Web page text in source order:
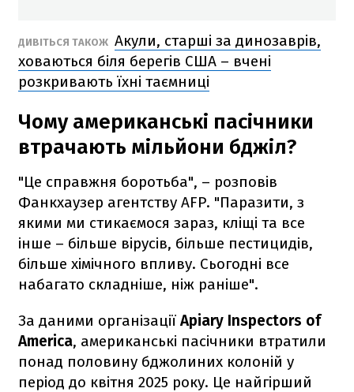
ДИВІТЬСЯ ТАКОЖ Акули, старші за динозаврів,
ховаються біля берегів США – вчені
розкривають їхні таємниці
Чому американські пасічники
втрачають мільйони бджіл?
"Це справжня боротьба", – розповів
Фанкхаузер агентству AFP. "Паразити, з
якими ми стикаємося зараз, кліщі та все
інше – більше вірусів, більше пестицидів,
більше хімічного впливу. Сьогодні все
набагато складніше, ніж раніше".
За даними організації Apiary Inspectors of
America, американські пасічники втратили
понад половину бджолиних колоній у
період до квітня 2025 року. Це найгірший